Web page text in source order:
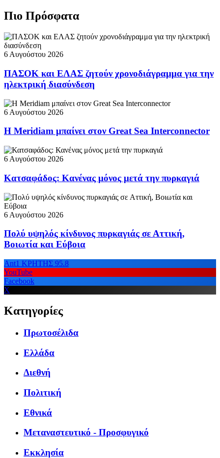
Πιο Πρόσφατα
6 Αυγούστου 2026
ΠΑΣΟΚ και ΕΛΑΣ ζητούν χρονοδιάγραμμα για την
ηλεκτρική διασύνδεση
6 Αυγούστου 2026
Η Meridiam μπαίνει στον Great Sea Interconnector
6 Αυγούστου 2026
Κατσαφάδος: Κανένας μόνος μετά την πυρκαγιά
6 Αυγούστου 2026
Πολύ υψηλός κίνδυνος πυρκαγιάς σε Αττική,
Βοιωτία και Εύβοια
Ant1 ΚΡΗΤΗΣ 95.8
YouTube
Facebook
X
Κατηγορίες
Πρωτοσέλιδα
Ελλάδα
Διεθνή
Πολιτική
Εθνικά
Μεταναστευτικό - Προσφυγικό
Εκκλησία